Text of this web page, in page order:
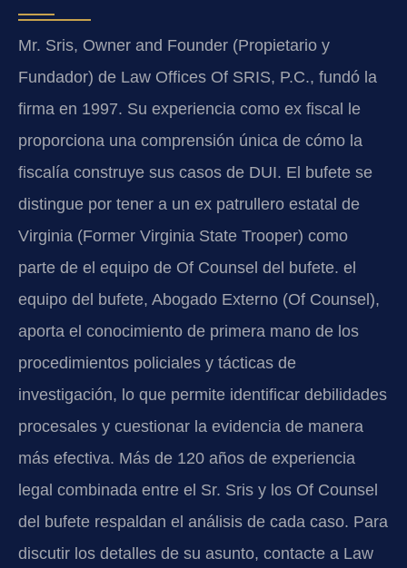
Mr. Sris, Owner and Founder (Propietario y
Fundador) de Law Offices Of SRIS, P.C., fundó la
firma en 1997. Su experiencia como ex fiscal le
proporciona una comprensión única de cómo la
fiscalía construye sus casos de DUI. El bufete se
distingue por tener a un ex patrullero estatal de
Virginia (Former Virginia State Trooper) como
parte de el equipo de Of Counsel del bufete. el
equipo del bufete, Abogado Externo (Of Counsel),
aporta el conocimiento de primera mano de los
procedimientos policiales y tácticas de
investigación, lo que permite identificar debilidades
procesales y cuestionar la evidencia de manera
más efectiva. Más de 120 años de experiencia
legal combinada entre el Sr. Sris y los Of Counsel
del bufete respaldan el análisis de cada caso. Para
discutir los detalles de su asunto, contacte a Law